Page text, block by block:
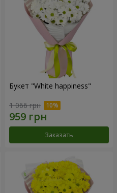
Букет "White happiness"
1 066 грн
Заказать